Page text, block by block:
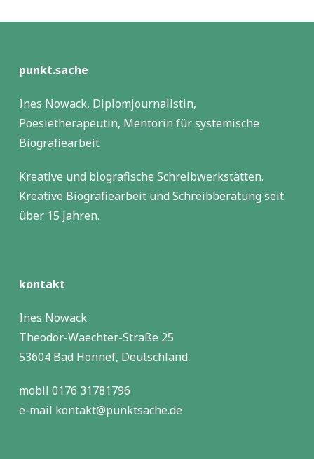
punkt.sache
Ines Nowack, Diplomjournalistin,
Poesietherapeutin, Mentorin für systemische
Biografiearbeit
Kreative und biografische Schreibwerkstätten.
Kreative Biografiearbeit und Schreibberatung seit
über 15 Jahren.
kontakt
Ines Nowack
Theodor-Waechter-Straße 25
53604 Bad Honnef, Deutschland
mobil 0176 31781796
e-mail kontakt@punktsache.de